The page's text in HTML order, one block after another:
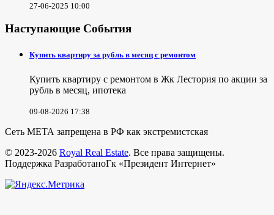
27-06-2025 10:00
Наступающие События
Купить квартиру за рубль в месяц с ремонтом
Купить квартиру с ремонтом в Жк Лестория по акции за
рубль в месяц, ипотека
09-08-2026 17:38
Сеть МЕТА запрещена в РФ как экстремистская
© 2023-2026 Royal Real Estate. Все права защищены.
Поддержка РазработаноГк «Президент Интернет»